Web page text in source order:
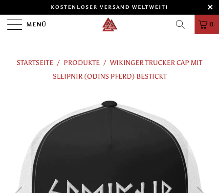
KOSTENLOSER VERSAND WELTWEIT!
MENÜ 0
STARTSEITE / PRODUKTE / WIKINGER TRUCKER CAP MIT
SLEIPNIR (ODINS PFERD) BESTICKT